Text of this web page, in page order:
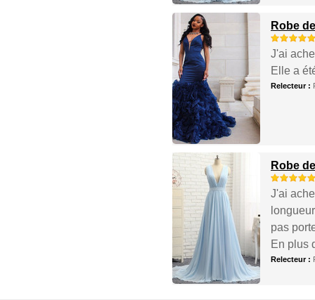
Robe
J'ai
Elle a
Relecteur :
Robe
J'ai
pas
En plus
Relecteur :